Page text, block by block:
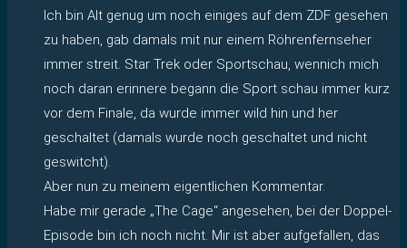
Ich bin Alt genug um noch einiges auf dem ZDF gesehen
zu haben, gab damals mit nur einem Röhrenfernseher
immer streit. Star Trek oder Sportschau, wennich mich
noch daran erinnere begann die Sport schau immer kurz
vor dem Finale, da wurde immer wild hin und her
geschaltet (damals wurde noch geschaltet und nicht
geswitcht).
Aber nun zu meinem eigentlichen Kommentar.
Habe mir gerade „The Cage“ angesehen, bei der Doppel-
Episode bin ich noch nicht. Mir ist aber aufgefallen, das